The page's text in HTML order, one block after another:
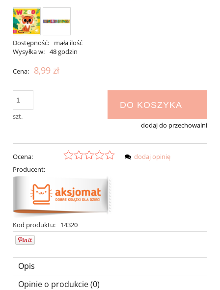
Dostępność:
mała ilość
Wysyłka w: 48 godzin
Cena: 8,99 zł
szt.
DO KOSZYKA
dodaj do przechowalni
Ocena:
Producent:
Kod produktu: 14320
dodaj opinię
Opis
Opinie o produkcie (0)